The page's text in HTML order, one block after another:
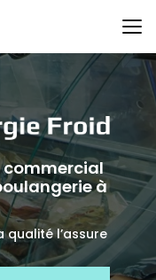
commercial
à
qualité l’assure